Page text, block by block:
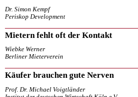
Dr. Simon Kempf
Periskop Development
Mietern fehlt oft der Kontakt
Wiebke Werner
Berliner Mieterverein
Käufer brauchen gute Nerven
Prof. Dr. Michael Voigtländer